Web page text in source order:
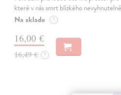
které v nás smrt blízkého
Na sklade ?
16,00 €
16,49 € ?